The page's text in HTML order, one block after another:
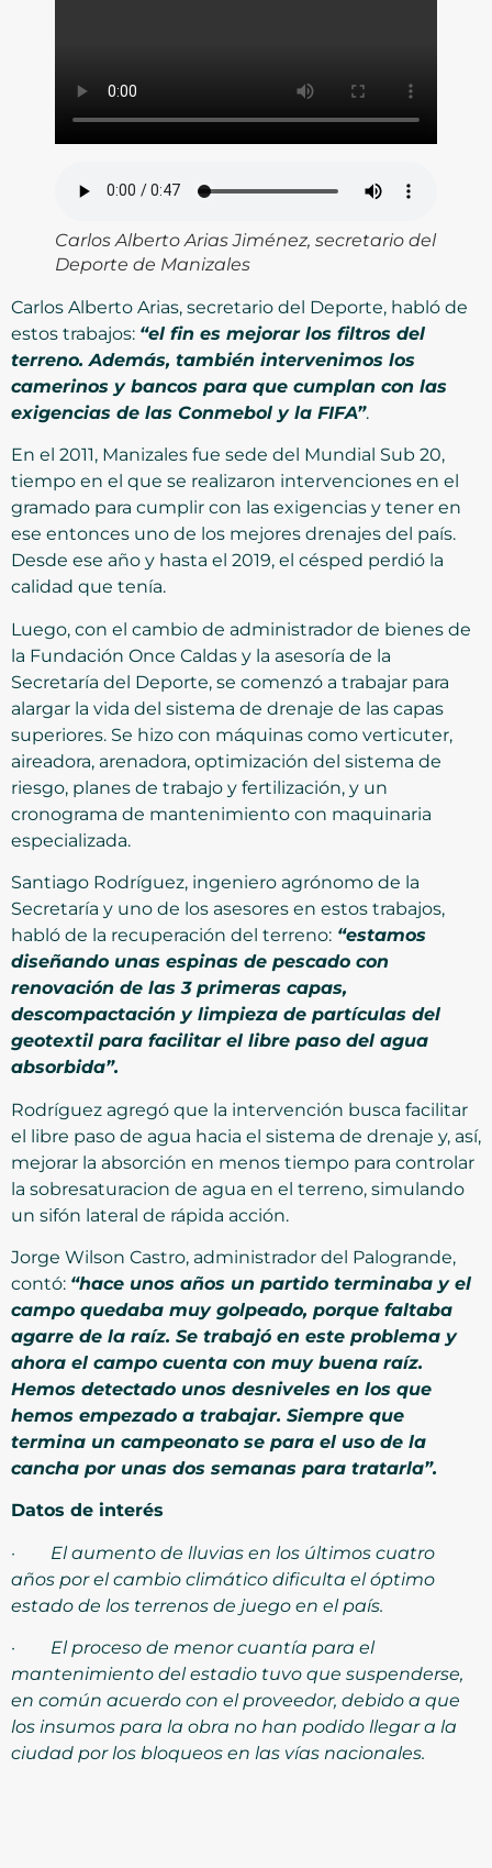
Carlos Alberto Arias Jiménez, secretario del
Deporte de Manizales
Carlos Alberto Arias, secretario del Deporte, habló de
estos trabajos: “el fin es mejorar los filtros del
terreno. Además, también intervenimos los
camerinos y bancos para que cumplan con las
exigencias de las Conmebol y la FIFA”.
En el 2011, Manizales fue sede del Mundial Sub 20,
tiempo en el que se realizaron intervenciones en el
gramado para cumplir con las exigencias y tener en
ese entonces uno de los mejores drenajes del país.
Desde ese año y hasta el 2019, el césped perdió la
calidad que tenía.
Luego, con el cambio de administrador de bienes de
la Fundación Once Caldas y la asesoría de la
Secretaría del Deporte, se comenzó a trabajar para
alargar la vida del sistema de drenaje de las capas
superiores. Se hizo con máquinas como verticuter,
aireadora, arenadora, optimización del sistema de
riesgo, planes de trabajo y fertilización, y un
cronograma de mantenimiento con maquinaria
especializada.
Santiago Rodríguez, ingeniero agrónomo de la
Secretaría y uno de los asesores en estos trabajos,
habló de la recuperación del terreno: “estamos
diseñando unas espinas de pescado con
renovación de las 3 primeras capas,
descompactación y limpieza de partículas del
geotextil para facilitar el libre paso del agua
absorbida”.
Rodríguez agregó que la intervención busca facilitar
el libre paso de agua hacia el sistema de drenaje y, así,
mejorar la absorción en menos tiempo para controlar
la sobresaturacion de agua en el terreno, simulando
un sifón lateral de rápida acción.
Jorge Wilson Castro, administrador del Palogrande,
contó: “hace unos años un partido terminaba y el
campo quedaba muy golpeado, porque faltaba
agarre de la raíz. Se trabajó en este problema y
ahora el campo cuenta con muy buena raíz.
Hemos detectado unos desniveles en los que
hemos empezado a trabajar. Siempre que
termina un campeonato se para el uso de la
cancha por unas dos semanas para tratarla”.
Datos de interés
· El aumento de lluvias en los últimos cuatro
años por el cambio climático dificulta el óptimo
estado de los terrenos de juego en el país.
· El proceso de menor cuantía para el
mantenimiento del estadio tuvo que suspenderse,
en común acuerdo con el proveedor, debido a que
los insumos para la obra no han podido llegar a la
ciudad por los bloqueos en las vías nacionales.